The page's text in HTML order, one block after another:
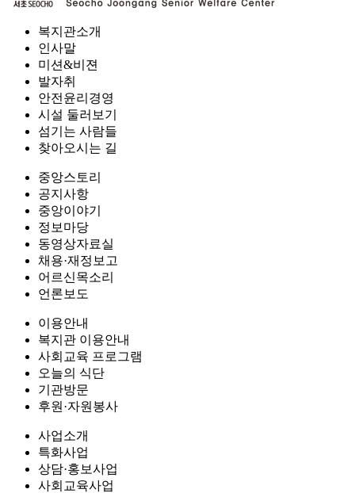
복지관소개
인사말
미션&비젼
발자취
안전윤리경영
시설 둘러보기
섬기는 사람들
찾아오시는 길
중앙스토리
공지사항
중앙이야기
정보마당
동영상자료실
채용·재정보고
어르신목소리
언론보도
이용안내
복지관 이용안내
사회교육 프로그램
오늘의 식단
기관방문
후원·자원봉사
사업소개
특화사업
상담·홍보사업
사회교육사업